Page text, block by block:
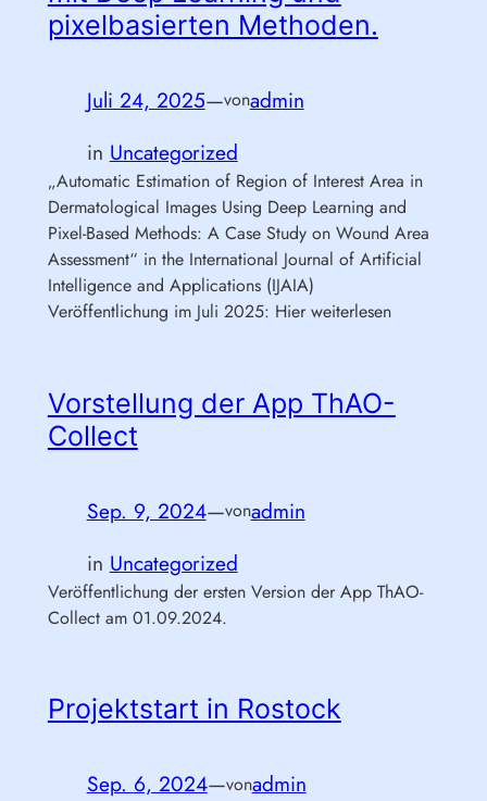
pixelbasierten Methoden.
Juli 24, 2025—vonadmin
in Uncategorized
„Automatic Estimation of Region of Interest Area in
Dermatological Images Using Deep Learning and
Pixel-Based Methods: A Case Study on Wound Area
Assessment“ in the International Journal of Artificial
Intelligence and Applications (IJAIA)
Veröffentlichung im Juli 2025: Hier weiterlesen
Vorstellung der App ThAO-
Collect
Sep. 9, 2024—vonadmin
in Uncategorized
Veröffentlichung der ersten Version der App ThAO-
Collect am 01.09.2024.
Projektstart in Rostock
Sep. 6, 2024—vonadmin